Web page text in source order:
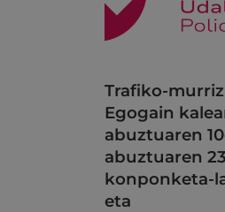
Trafiko-
Egogain
abuztuaren
abuztuaren
konponketa-
eta